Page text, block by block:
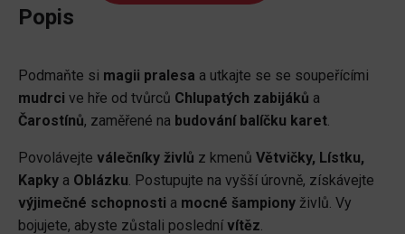
množství
Popis
Podmaňte si magii pralesa a utkajte se se soupeřícími
mudrci ve hře od tvůrců Chlupatých zabijáků a
Čarostínů, zaměřené na budování balíčku karet
Povolávejte válečníky živlů z kmenů Větvičky, Lístku,
Kapky a Oblázku . Postupujte na vyšší úrovně, získávejte
výjimečné schopnosti a mocné šampiony živlů. Vy
bojujete, abyste zůstali poslednívítěz